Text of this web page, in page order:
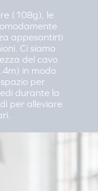
(108g), le
appesantirti
Ci siamo
del cavo
in modo
per
durante la
per alleviare